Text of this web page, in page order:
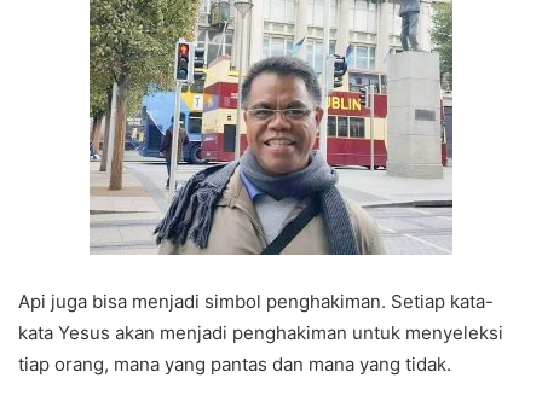
Api juga bisa menjadi simbol penghakiman. Setiap kata-
kata Yesus akan menjadi penghakiman untuk menyeleksi
tiap orang, mana yang pantas dan mana yang tidak.